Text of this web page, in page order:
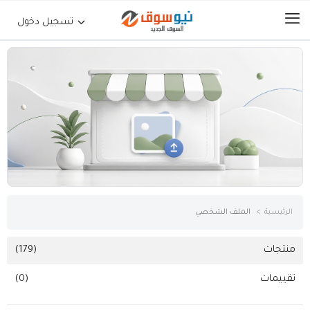
تسجيل دخول
الرئيسية
جوالات أجهزة لوحية
أثاث وديكورات
الرئيسية الملف الشخصي
منتجات (179)
تقييمات (0)